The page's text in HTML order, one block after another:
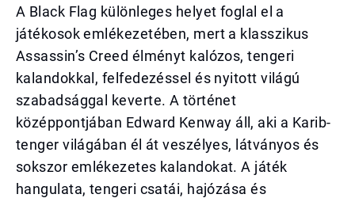
A Black Flag különleges helyet foglal el a
játékosok emlékezetében, mert a klasszikus
Assassin’s Creed élményt kalózos, tengeri
kalandokkal, felfedezéssel és nyitott világú
szabadsággal keverte. A történet
középpontjában Edward Kenway áll, aki a Karib-
tenger világában él át veszélyes, látványos és
sokszor emlékezetes kalandokat. A játék
hangulata, tengeri csatái, hajózása és